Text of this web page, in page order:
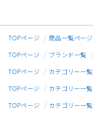
TOPページ 商品一覧ページ
TOPページ
ブランド一覧
TOPページ
カテゴリー一覧
TOPページ
カテゴリー一覧
TOPページ
カテゴリー一覧